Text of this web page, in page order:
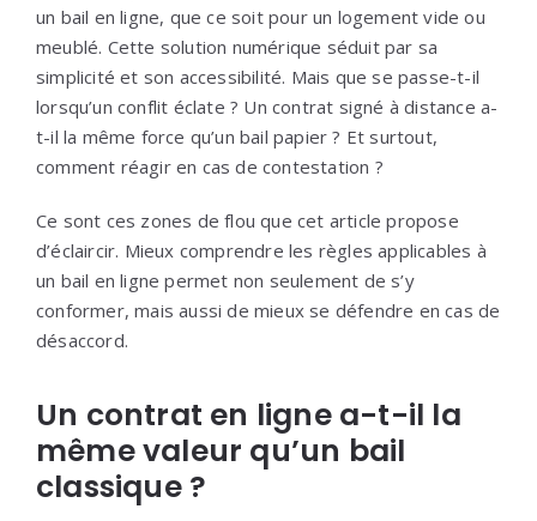
un bail en ligne, que ce soit pour un logement vide ou
meublé. Cette solution numérique séduit par sa
simplicité et son accessibilité. Mais que se passe-t-il
lorsqu’un conflit éclate ? Un contrat signé à distance a-
t-il la même force qu’un bail papier ? Et surtout,
comment réagir en cas de contestation ?
Ce sont ces zones de flou que cet article propose
d’éclaircir. Mieux comprendre les règles applicables à
un bail en ligne permet non seulement de s’y
conformer, mais aussi de mieux se défendre en cas de
désaccord.
Un contrat en ligne a-t-il la
même valeur qu’un bail
classique ?